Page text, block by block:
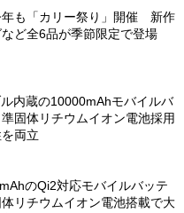
年も「カリー祭り」開催 新作
ど全6品が季節限定で登場
内蔵の10000mAhモバイルバ
固体リチウムイオン電池採用
両立
のQi2対応モバイルバッテ
リチウムイオン電池搭載で大